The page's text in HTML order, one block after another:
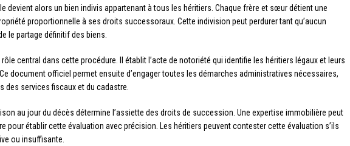
devient alors un bien indivis appartenant à tous les héritiers. Chaque frère et sœur détient une
proportionnelle à ses droits successoraux. Cette indivision peut perdurer tant qu’aucun
le partage définitif des biens.
rôle central dans cette procédure. Il établit l’acte de notoriété qui identifie les héritiers légaux et leurs
document officiel permet ensuite d’engager toutes les démarches administratives nécessaires,
des services fiscaux et du cadastre.
au jour du décès détermine l’assiette des droits de succession. Une expertise immobilière peut
pour établir cette évaluation avec précision. Les héritiers peuvent contester cette évaluation s’ils
ou insuffisante.